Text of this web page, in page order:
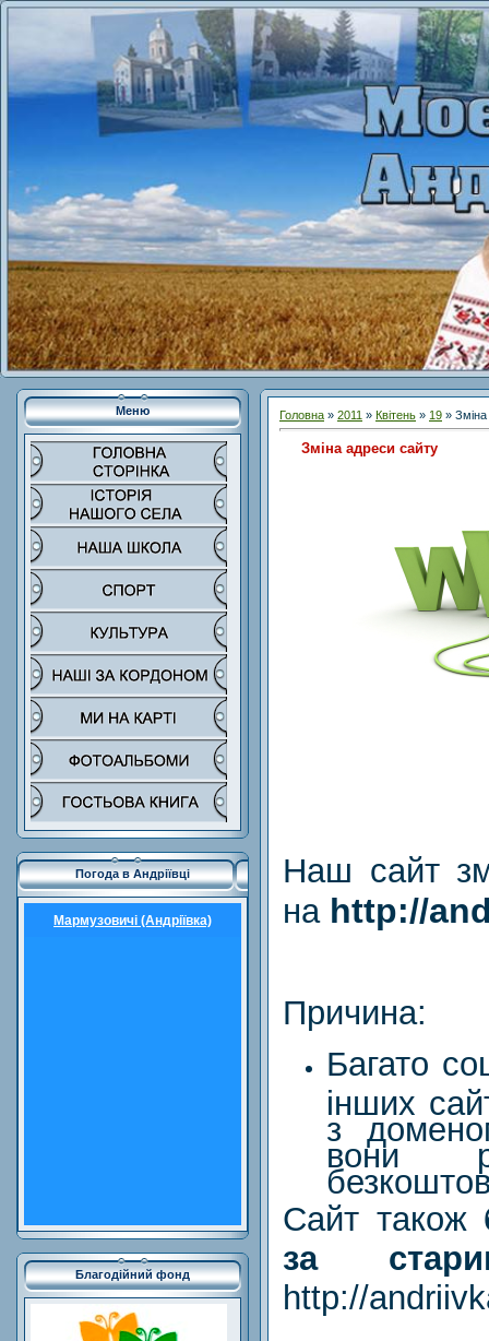
Меню
Погода в Андріївці
Мармузовичі (Андріївка)
Благодійний фонд
Головна » 2011 » Квітень » 19 »
Зміна адреси сайту
Наш сайт
на http://
Причина:
Багато
інших
з
вони
Сайт також
за
http://